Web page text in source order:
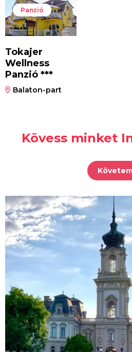
Panzió
Tokajer
Wellness
Panzió ***
Balaton-part
Kövess minket